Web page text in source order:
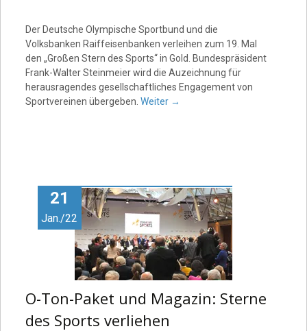
Der Deutsche Olympische Sportbund und die
Volksbanken Raiffeisenbanken verleihen zum 19. Mal
den „Großen Stern des Sports“ in Gold. Bundespräsident
Frank-Walter Steinmeier wird die Auzeichnung für
herausragendes gesellschaftliches Engagement von
Sportvereinen übergeben. Weiter →
21
Jan./22
O-Ton-Paket und Magazin: Sterne
des Sports verliehen